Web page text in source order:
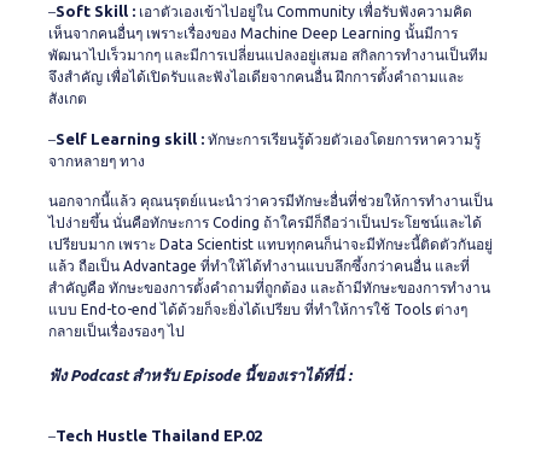
–Soft Skill : เอาตัวเองเข้าไปอยู่ใน Community เพื่อรับฟังความคิด
เห็นจากคนอื่นๆ เพราะเรื่องของ Machine Deep Learning นั้นมีการ
พัฒนาไปเร็วมากๆ และมีการเปลี่ยนแปลงอยู่เสมอ สกิลการทำงานเป็นทีม
จึงสำคัญ เพื่อได้เปิดรับและฟังไอเดียจากคนอื่น ฝึกการตั้งคำถามและ
สังเกต
–Self Learning skill : ทักษะการเรียนรู้ด้วยตัวเองโดยการหาความรู้
จากหลายๆ ทาง
นอกจากนี้แล้ว คุณนรุตย์แนะนำว่าควรมีทักษะอื่นที่ช่วยให้การทำงานเป็น
ไปง่ายขึ้น นั่นคือทักษะการ Coding ถ้าใครมีก็ถือว่าเป็นประโยชน์และได้
เปรียบมาก เพราะ Data Scientist แทบทุกคนก็น่าจะมีทักษะนี้ติดตัวกันอยู่
แล้ว ถือเป็น Advantage ที่ทำให้ได้ทำงานแบบลึกซึ้งกว่าคนอื่น และที่
สำคัญคือ ทักษะของการตั้งคำถามที่ถูกต้อง และถ้ามีทักษะของการทำงาน
แบบ End-to-end ได้ด้วยก็จะยิ่งได้เปรียบ ที่ทำให้การใช้ Tools ต่างๆ
กลายเป็นเรื่องรองๆ ไป
ฟัง Podcast สำหรับ Episode นี้ของเราได้ที่นี่ :
–Tech Hustle Thailand EP.02